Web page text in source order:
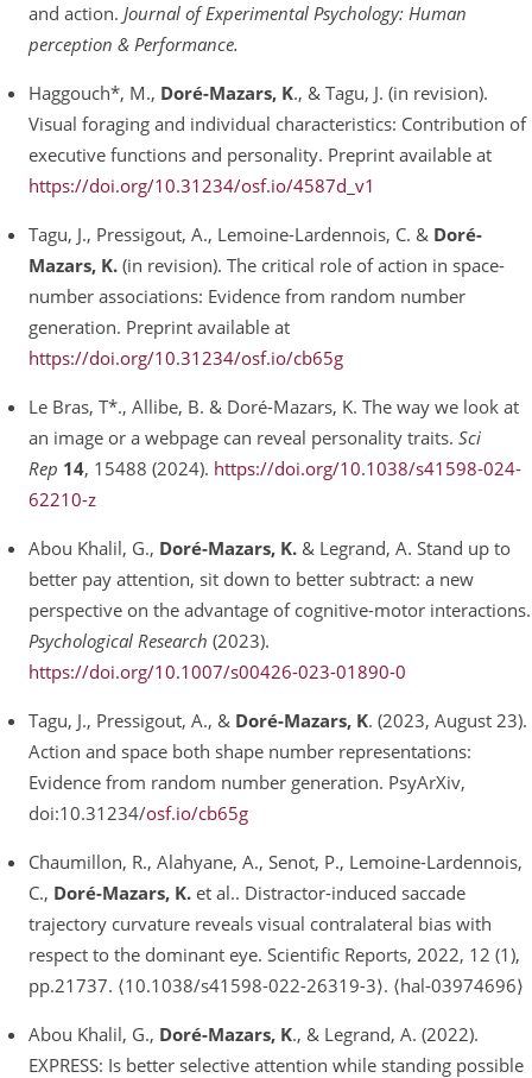
and action. Journal of Experimental Psychology: Human
perception & Performance.
Haggouch*, M., Doré-Mazars, K., & Tagu, J. (in revision).
Visual foraging and individual characteristics: Contribution of
executive functions and personality. Preprint available at
https://doi.org/10.31234/osf.io/4587d_v1
Tagu, J., Pressigout, A., Lemoine-Lardennois, C. & Doré-
Mazars, K.(in revision). The critical role of action in space-
number associations: Evidence from random number
generation. Preprint available at
https://doi.org/10.31234/osf.io/cb65g
Le Bras, T*., Allibe, B. & Doré-Mazars, K. The way we look at
an image or a webpage can reveal personality traits. Sci
Rep 14, 15488 (2024). https://doi.org/10.1038/s41598-024-
62210-z
Abou Khalil, G., Doré-Mazars, K.& Legrand, A. Stand up to
better pay attention, sit down to better subtract: a new
perspective on the advantage of cognitive-motor interactions.
Psychological Research (2023).
https://doi.org/10.1007/s00426-023-01890-0
Tagu, J., Pressigout, A., & Doré-Mazars, K. (2023, August 23).
Action and space both shape number representations:
Evidence from random number generation. PsyArXiv,
doi:10.31234/osf.io/cb65g
Chaumillon, R., Alahyane, A., Senot, P., Lemoine-Lardennois,
C., Doré-Mazars, K.et al.. Distractor-induced saccade
trajectory curvature reveals visual contralateral bias with
respect to the dominant eye. Scientific Reports, 2022, 12 (1),
pp.21737. ⟨10.1038/s41598-022-26319-3⟩. ⟨hal-03974696⟩
Abou Khalil, G., Doré-Mazars, K., & Legrand, A. (2022).
EXPRESS: Is better selective attention while standing possible